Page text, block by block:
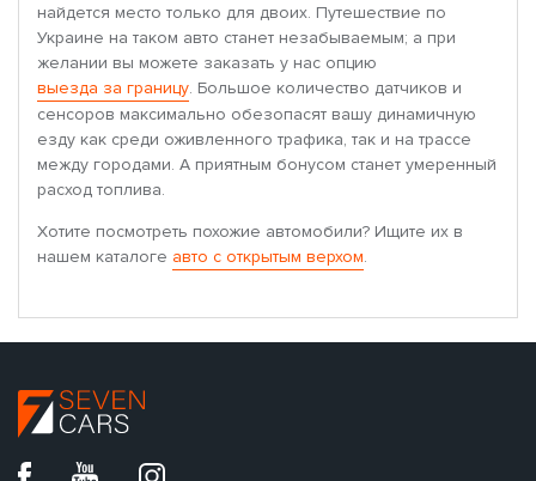
найдется место только для двоих. Путешествие по
Украине на таком авто станет незабываемым; а при
желании вы можете заказать у нас опцию
выезда за границу. Большое количество датчиков и
сенсоров максимально обезопасят вашу динамичную
езду как среди оживленного трафика, так и на трассе
между городами. А приятным бонусом станет умеренный
расход топлива.
Хотите посмотреть похожие автомобили? Ищите их в
нашем каталоге авто с открытым верхом.